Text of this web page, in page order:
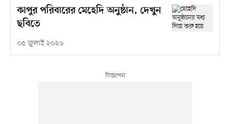
কাপুর পরিবারের মেহেদি অনুষ্ঠান, দেখুন
ছবিতে
০৫ জুলাই ২০২৬